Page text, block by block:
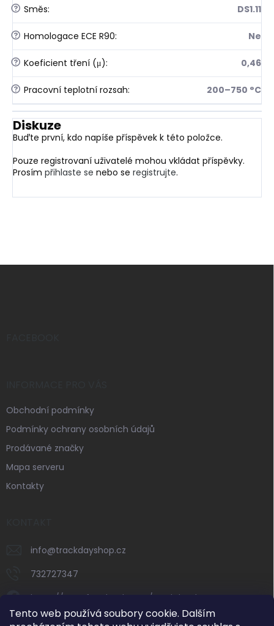
Tento web používá soubory cookie. Dalším
? Směs: DS1.11
? Homologace ECE R90: Ne
? Koeficient tření (μ): 0,46
? Pracovní teplotní rozsah: 200–750 °C
Diskuze
Buďte první, kdo napíše příspěvek k této položce.
Pouze registrovaní uživatelé mohou vkládat příspěvky.
Prosím přihlaste se nebo se registrujte.
Z
Obchodní podmínky
Podmínky ochrany osobních údajů
Prodávané značky
Mapa serveru
Kontakty
info@trackdayshop.cz
732727347
https://www.facebook.com/trackdayshop
trackdayshop